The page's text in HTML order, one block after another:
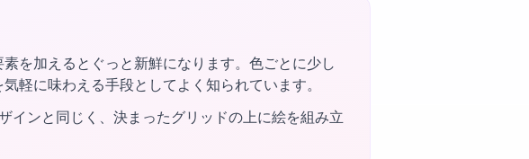
を加えるとぐっと新鮮になります。色ごとに少し
軽に味わえる手段としてよく知られています。
インと同じく、決まったグリッドの上に絵を組み立